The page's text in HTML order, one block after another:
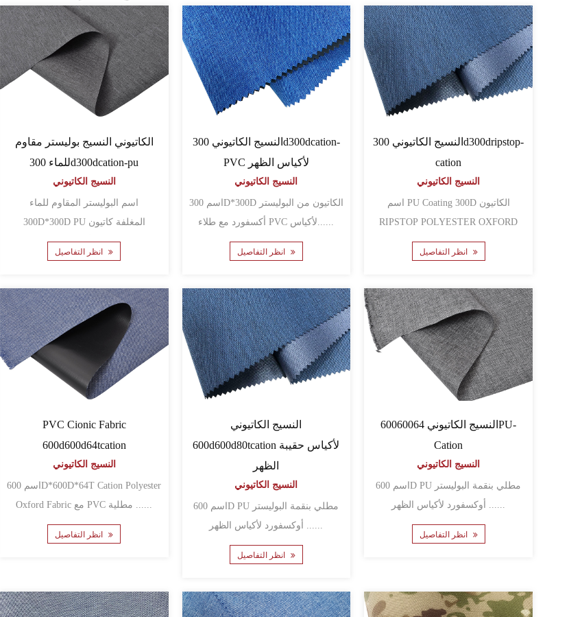
الكاتيوني النسيج بوليستر مقاوم
للماء 300d300dcation-pu
النسيج الكاتيوني
اسم البوليستر المقاوم للماء
300D*300D PU المغلفة كاتيون
أوكسفو......
النسيج الكاتيوني 300d300dcation-
PVC لأكياس الظهر
النسيج الكاتيوني
اسم 300D*300D الكاتيون من البوليستر
النسيج الكاتيوني 300d300dripstop-
cation
النسيج الكاتيوني
اسم PU Coating 300D الكاتيون
RIPSTOP POLYESTER OXFORD
FABCY با......
PVC Cionic Fabric
600d600d64tcation
النسيج الكاتيوني
اسم 600D*600D*64T Cation Polyester
النسيج الكاتيوني
600d600d80tcation لأكياس حقيبة
الظهر
النسيج الكاتيوني
اسم 600D PU مطلي بنقمة البوليستر
النسيج الكاتيوني 60060064PU-
Cation
النسيج الكاتيوني
اسم 600D PU مطلي بنقمة البوليستر